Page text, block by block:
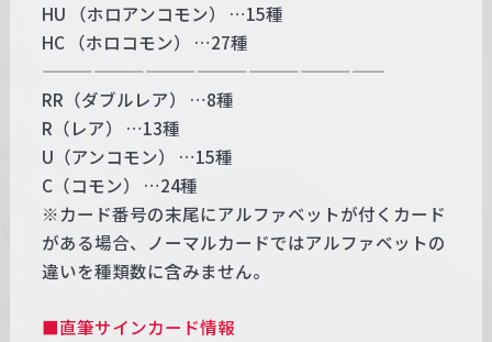
HU （ホロアンコモン） …15種
HC （ホロコモン） …27種
————————————————————
RR（ダブルレア） …8種
R（レア） …13種
U（アンコモン） …15種
C（コモン） …24種
※カード番号の末尾にアルファベットが付くカード
がある場合、ノーマルカードではアルファベットの
違いを種類数に含みません。
■直筆サインカード情報